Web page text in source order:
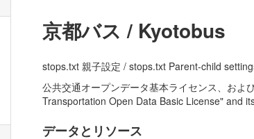
京都バス / Kyotobus
stops.txt 親子設定 / stops.txt Parent-child
公共交通オープンデータ基本ライセンス、およ
Transportation Open Data Basic License" and
データとリソース